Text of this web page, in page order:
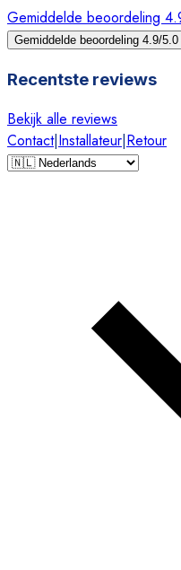
Gemiddelde beoordeling
Gemiddelde beoordeling 4.9/
Recentste reviews
Bekijk alle reviews
Contact|Installateur|Retour